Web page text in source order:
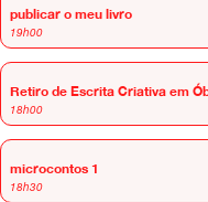
publicar o meu livro
19h00
Retiro de Escrita Criativa em
18h00
microcontos 1
18h30